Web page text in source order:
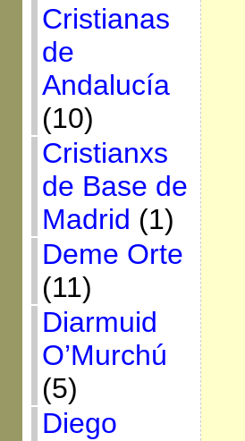
Cristianas
de
Andalucía
(10)
Cristianxs
de Base de
Madrid (1)
Deme Orte
(11)
Diarmuid
O’Murchú
(5)
Diego